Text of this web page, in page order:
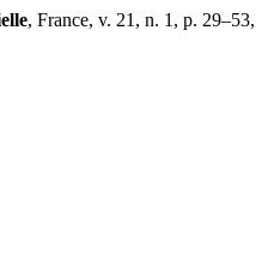
, France, v. 21, n. 1, p. 29–53,